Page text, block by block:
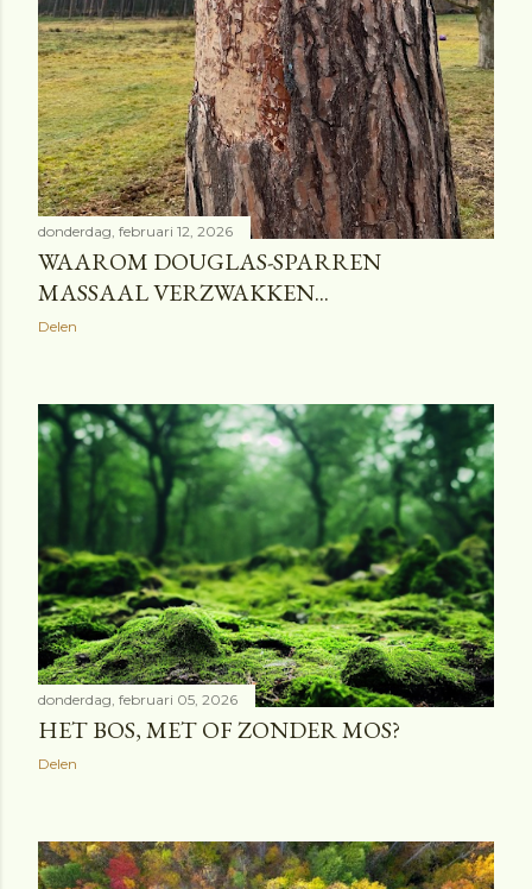
donderdag, februari 12, 2026
WAAROM DOUGLAS-SPARREN
MASSAAL VERZWAKKEN...
Delen
donderdag, februari 05, 2026
HET BOS, MET OF ZONDER MOS?
Delen